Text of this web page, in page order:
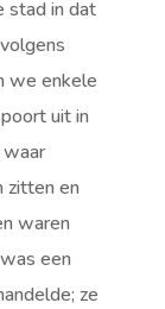
stad in dat
we enkele
uit in
waar
zitten en
waren
een
ze